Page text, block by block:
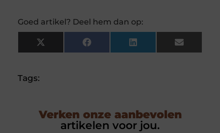
Goed artikel? Deel hem dan op:
X
(Twitter)
Facebook LinkedIn Email
Tags:
Verken onze aanbevolen
artikelen voor jou.